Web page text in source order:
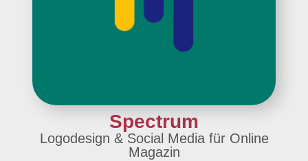
Spectrum
Logodesign & Social Media für Online
Magazin